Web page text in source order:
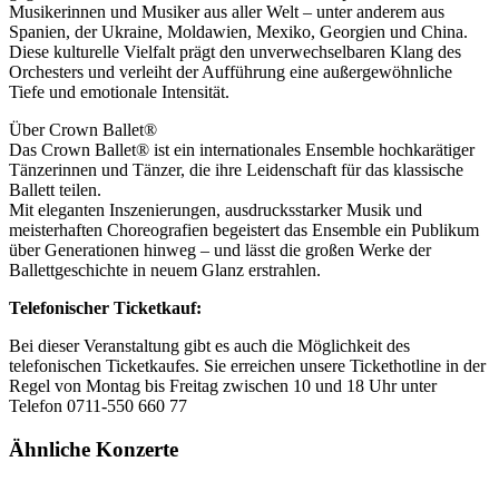
Musikerinnen und Musiker aus aller Welt – unter anderem aus
Spanien, der Ukraine, Moldawien, Mexiko, Georgien und China.
Diese kulturelle Vielfalt prägt den unverwechselbaren Klang des
Orchesters und verleiht der Aufführung eine außergewöhnliche
Tiefe und emotionale Intensität.
Über Crown Ballet®
Das Crown Ballet® ist ein internationales Ensemble hochkarätiger
Tänzerinnen und Tänzer, die ihre Leidenschaft für das klassische
Ballett teilen.
Mit eleganten Inszenierungen, ausdrucksstarker Musik und
meisterhaften Choreografien begeistert das Ensemble ein Publikum
über Generationen hinweg – und lässt die großen Werke der
Ballettgeschichte in neuem Glanz erstrahlen.
Telefonischer Ticketkauf:
Bei dieser Veranstaltung gibt es auch die Möglichkeit des
telefonischen Ticketkaufes. Sie erreichen unsere Tickethotline in der
Regel von Montag bis Freitag zwischen 10 und 18 Uhr unter
Telefon 0711-550 660 77
Ähnliche Konzerte